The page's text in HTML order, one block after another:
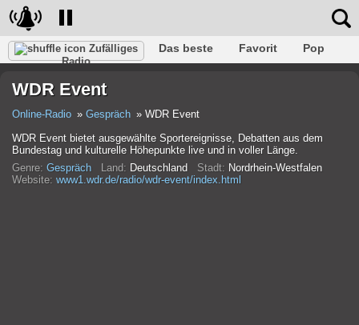
Zufälliges
Radio
Das beste Favorit
Pop
Rap
Trans
WDR Event
Online-Radio Gespräch
WDR Event
WDR Event bietet ausgewählte Sportereignisse, Debatten aus dem
Bundestag und kulturelle Höhepunkte live und in voller Länge.
Genre: Gespräch Land: Deutschland Stadt: Nordrhein-Westfalen
Website: www1.wdr.de/radio/wdr-event/index.html